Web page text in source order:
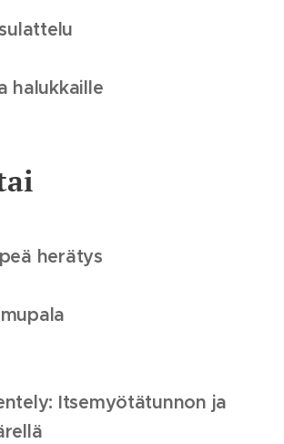
halukkaille
herätys
Itsemyötätunnon ja